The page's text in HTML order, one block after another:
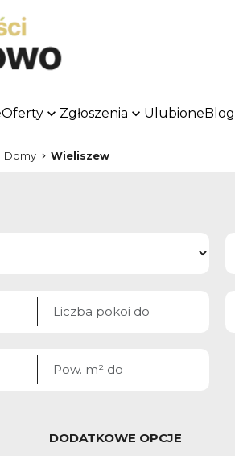
Oferty Zgłoszenia UlubioneBlog
Domy Wieliszew
DODATKOWE OPCJE